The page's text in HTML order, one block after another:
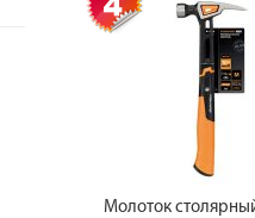
Молоток